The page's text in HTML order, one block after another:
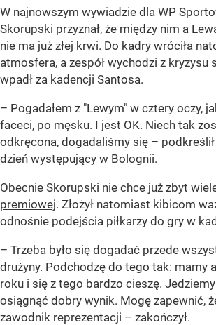
W najnowszym wywiadzie dla WP
Skorupski przyznał, że między nim a
nie ma już złej krwi. Do kadry wróciła
atmosfera, a zespół wychodzi z
wpadł za kadencji Santosa.
– Pogadałem z "Lewym" w cztery oczy,
faceci, po męsku. I jest OK. Niech tak
odkręcona, dogadaliśmy się –
dzień występujący w Bolognii.
Obecnie Skorupski nie chce już zbyt
premiowej. Złożył natomiast kibicom
odnośnie podejścia piłkarzy do gry w
– Trzeba było się dogadać przede
drużyny. Podchodzę do tego tak: mamy
roku i się z tego bardzo cieszę.
osiągnąć dobry wynik. Mogę zapewnić,
zawodnik reprezentacji – zakończył.